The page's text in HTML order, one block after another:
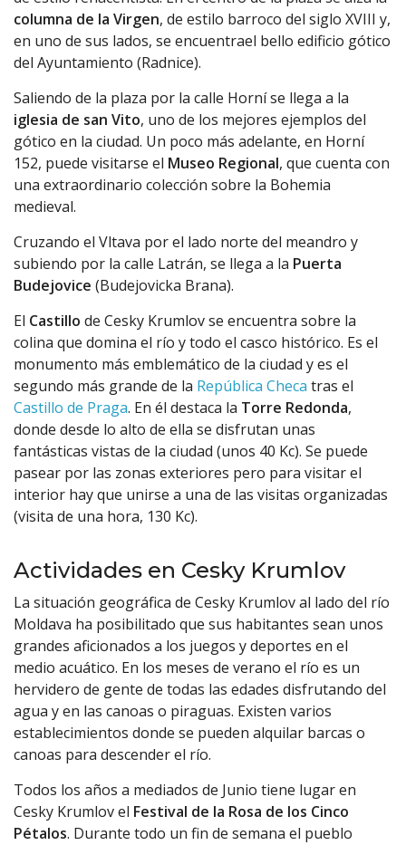
columna de la Virgen, de estilo barroco del siglo XVIII y,
en uno de sus lados, se encuentrael bello edificio gótico
del Ayuntamiento (Radnice).
Saliendo de la plaza por la calle Horní se llega a la
iglesia de san Vito, uno de los mejores ejemplos del
gótico en la ciudad. Un poco más adelante, en Horní
152, puede visitarse el Museo Regional, que cuenta con
una extraordinario colección sobre la Bohemia
medieval.
Cruzando el Vltava por el lado norte del meandro y
subiendo por la calle Latrán, se llega a la Puerta
Budejovice (Budejovicka Brana).
El Castillo de Cesky Krumlov se encuentra sobre la
colina que domina el río y todo el casco histórico. Es el
monumento más emblemático de la ciudad y es el
segundo más grande de la República Checa tras el
Castillo de Praga. En él destaca la Torre Redonda,
donde desde lo alto de ella se disfrutan unas
fantásticas vistas de la ciudad (unos 40 Kc). Se puede
pasear por las zonas exteriores pero para visitar el
interior hay que unirse a una de las visitas organizadas
(visita de una hora, 130 Kc).
Actividades en Cesky Krumlov
La situación geográfica de Cesky Krumlov al lado del río
Moldava ha posibilitado que sus habitantes sean unos
grandes aficionados a los juegos y deportes en el
medio acuático. En los meses de verano el río es un
hervidero de gente de todas las edades disfrutando del
agua y en las canoas o piraguas. Existen varios
establecimientos donde se pueden alquilar barcas o
canoas para descender el río.
Todos los años a mediados de Junio tiene lugar en
Cesky Krumlov el Festival de la Rosa de los Cinco
Pétalos. Durante todo un fin de semana el pueblo